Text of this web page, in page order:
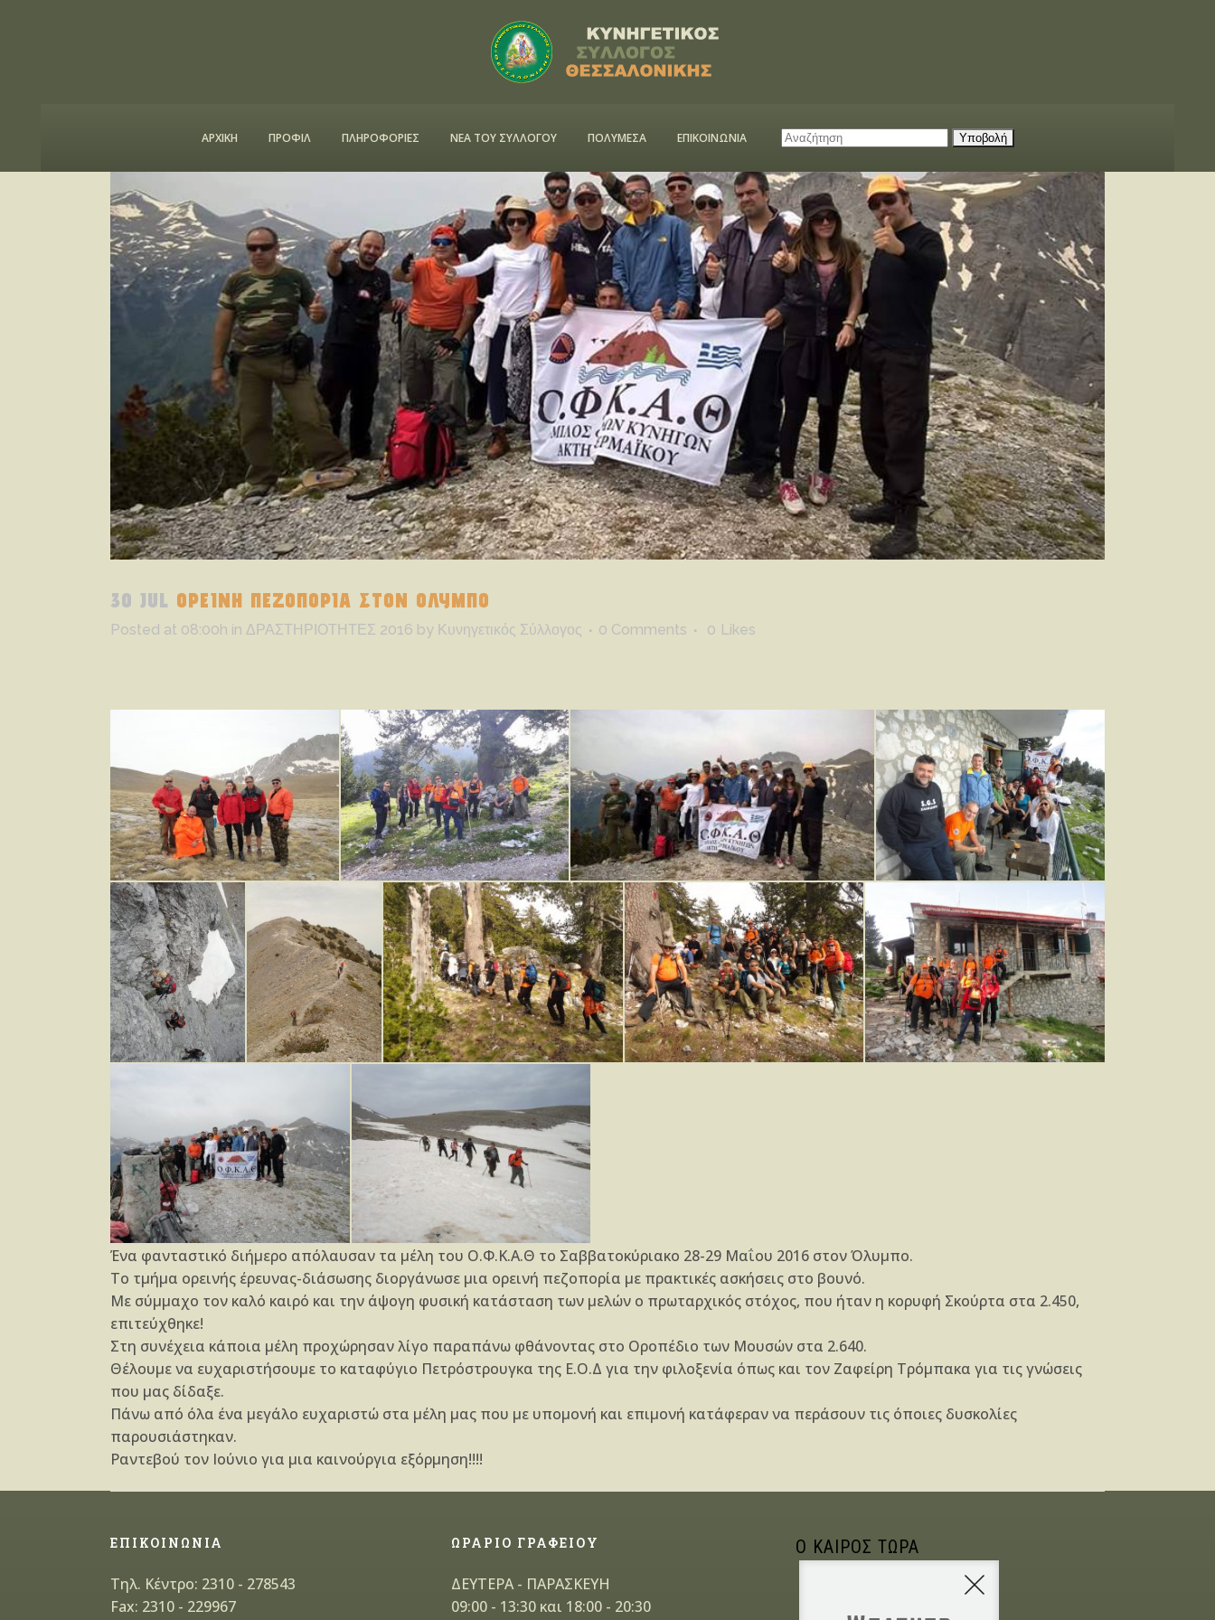
ΑΡΧΙΚΗ ΠΡΟΦΙΛ ΠΛΗΡΟΦΟΡΙΕΣ ΝΕΑ ΤΟΥ ΣΥΛΛΟΓΟΥ ΠΟΛΥΜΕΣΑ ΕΠΙΚΟΙΝΩΝΙΑ
30 JUL ΟΡΕΙΝΗ ΠΕΖΟΠΟΡΙΑ ΣΤΟΝ ΟΛΥΜΠΟ
Posted at 08:00h in ΔΡΑΣΤΗΡΙΟΤΗΤΕΣ 2016 by Κυνηγετικός Σύλλογος 0 Comments 0 Likes
Ένα φανταστικό διήμερο απόλαυσαν τα μέλη του Ο.Φ.Κ.Α.Θ το Σαββατοκύριακο 28-29 Μαΐου 2016 στον Όλυμπο.
Το τμήμα ορεινής έρευνας-διάσωσης διοργάνωσε μια ορεινή πεζοπορία με πρακτικές ασκήσεις στο βουνό.
Με σύμμαχο τον καλό καιρό και την άψογη φυσική κατάσταση των μελών ο πρωταρχικός στόχος, που ήταν η κορυφή Σκούρτα στα 2.450,
επιτεύχθηκε!
Στη συνέχεια κάποια μέλη προχώρησαν λίγο παραπάνω φθάνοντας στο Οροπέδιο των Μουσών στα 2.640.
Θέλουμε να ευχαριστήσουμε το καταφύγιο Πετρόστρουγκα της Ε.Ο.Δ για την φιλοξενία όπως και τον Ζαφείρη Τρόμπακα για τις γνώσεις
που μας δίδαξε.
Πάνω από όλα ένα μεγάλο ευχαριστώ στα μέλη μας που με υπομονή και επιμονή κατάφεραν να περάσουν τις όποιες δυσκολίες
παρουσιάστηκαν.
Ραντεβού τον Ιούνιο για μια καινούργια εξόρμηση!!!!
ΕΠΙΚΟΙΝΩΝΙΑ
Τηλ. Κέντρο: 2310 - 278543
Fax: 2310 - 229967
ΩΡΑΡΙΟ ΓΡΑΦΕΙΟΥ
ΔΕΥΤΕΡΑ - ΠΑΡΑΣΚΕΥΗ
09:00 - 13:30 και 18:00 - 20:30
Ο ΚΑΙΡΟΣ ΤΩΡΑ